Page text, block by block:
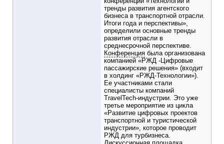
тренды развития агентского
бизнеса в транспортной отрасли.
Итоги года и перспективы»,
определили основные тренды
развития отрасли в
среднесрочной перспективе.
Конференция была организована
компанией «РЖД -Цифровые
пассажирские решения» (входит
в холдинг «РЖД-Технологии»).
Ее участниками стали
специалисты компаний
TravelTech-индустрии. Это уже
третье мероприятие из цикла
«Развитие цифровых проектов
транспортной и туристической
индустрии», которое проводит
РЖД для турбизнеса.